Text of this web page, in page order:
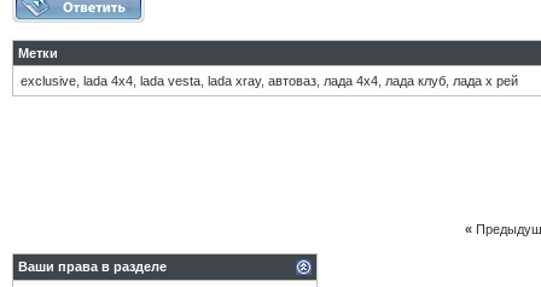
Метки
exclusive lada 4х4 lada vesta lada xray, автоваз лада 4х4 лада клуб лада х рей
«
Ваши права в разделе